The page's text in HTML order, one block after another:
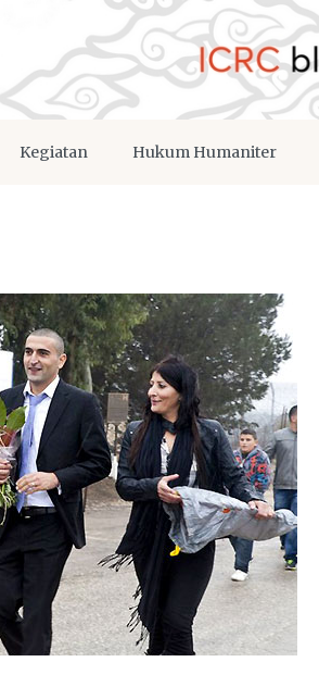
Kegiatan Hukum Humaniter